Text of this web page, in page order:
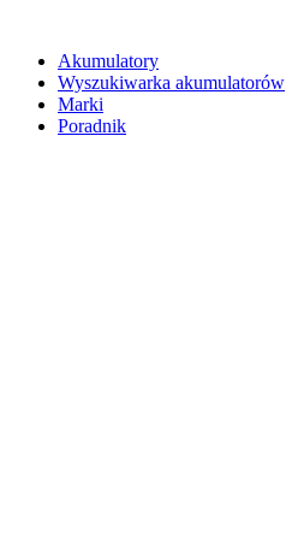
Akumulatory
Wyszukiwarka akumulatorów
Marki
Poradnik